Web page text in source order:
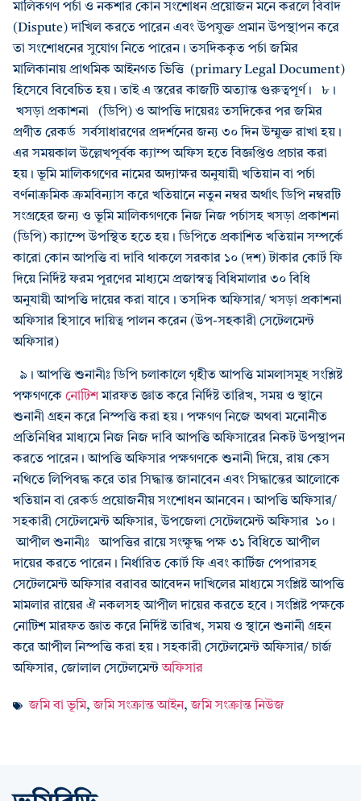
মালিকগণ পর্চা ও নকশার কোন সংশোধন প্রয়োজন মনে করলে বিবাদ
(Dispute) দাখিল করতে পারেন এবং উপযুক্ত প্রমান উপস্থাপন করে
তা সংশোধনের সুযোগ নিতে পারেন। তসদিককৃত পর্চা জমির
মালিকানায় প্রাথমিক আইনগত ভিত্তি (primary Legal Document)
হিসেবে বিবেচিত হয়। তাই এ স্তরের কাজটি অত্যান্ত গুরুত্বপূর্ণ। ৮।
খসড়া প্রকাশনা (ডিপি) ও আপত্তি দায়েরঃ তসদিকের পর জমির
প্রণীত রেকর্ড সর্বসাধারণের প্রদর্শনের জন্য ৩০ দিন উম্মুক্ত রাখা হয়।
এর সময়কাল উল্লেখপূর্বক ক্যাম্প অফিস হতে বিজ্ঞপ্তিও প্রচার করা
হয়। ভূমি মালিকগণের নামের অদ্যাক্ষর অনুযায়ী খতিয়ান বা পর্চা
বর্ণনাক্রমিক ক্রমবিন্যাস করে খতিয়ানে নতুন নম্বর অর্থাৎ ডিপি নম্বরটি
সংগ্রহের জন্য ও ভূমি মালিকগণকে নিজ নিজ পর্চাসহ খসড়া প্রকাশনা
(ডিপি) ক্যাম্পে উপস্থিত হতে হয়। ডিপিতে প্রকাশিত খতিয়ান সম্পর্কে
কারো কোন আপত্তি বা দাবি থাকলে সরকার ১০ (দশ) টাকার কোর্ট ফি
দিয়ে নির্দিষ্ট ফরম পূরণের মাধ্যমে প্রজাস্বত্ব বিধিমালার ৩০ বিধি
অনুযায়ী আপত্তি দায়ের করা যাবে। তসদিক অফিসার/ খসড়া প্রকাশনা
অফিসার হিসাবে দায়িত্ব পালন করেন (উপ-সহকারী সেটেলমেন্ট
অফিসার)
৯। আপত্তি শুনানীঃ ডিপি চলাকালে গৃহীত আপত্তি মামলাসমূহ সংশ্লিষ্ট
পক্ষগণকে নোটিশমারফত জ্ঞাত করে নির্দিষ্ট তারিখ, সময় ও স্থানে
শুনানী গ্রহন করে নিস্পত্তি করা হয়। পক্ষগণ নিজে অথবা মনোনীত
প্রতিনিধির মাধ্যমে নিজ নিজ দাবি আপত্তি অফিসারের নিকট উপস্থাপন
করতে পারেন। আপত্তি অফিসার পক্ষগণকে শুনানী দিয়ে, রায় কেস
নথিতে লিপিবদ্ধ করে তার সিদ্ধান্ত জানাবেন এবং সিদ্ধান্তের আলোকে
খতিয়ান বা রেকর্ড প্রয়োজনীয় সংশোধন আনবেন। আপত্তি অফিসার/
সহকারী সেটেলমেন্ট অফিসার, উপজেলা সেটেলমেন্ট অফিসার ১০।
আপীল শুনানীঃ আপত্তির রায়ে সংক্ষুদ্ধ পক্ষ ৩১ বিধিতে আপীল
দায়ের করতে পারেন। নির্ধারিত কোর্ট ফি এবং কার্টিজ পেপারসহ
সেটেলমেন্ট অফিসার বরাবর আবেদন দাখিলের মাধ্যমে সংশ্লিষ্ট আপত্তি
মামলার রায়ের ঐ নকলসহ আপীল দায়ের করতে হবে। সংশ্লিষ্ট পক্ষকে
নোটিশ মারফত জ্ঞাত করে নির্দিষ্ট তারিখ, সময় ও স্থানে শুনানী গ্রহন
করে আপীল নিস্পত্তি করা হয়। সহকারী সেটেলমেন্ট অফিসার/ চার্জ
অফিসার, জোলাল সেটেলমেন্টঅফিসার
জমি বা ভূমি,জমি সংক্রান্ত আইন,জমি সংক্রান্ত নিউজ